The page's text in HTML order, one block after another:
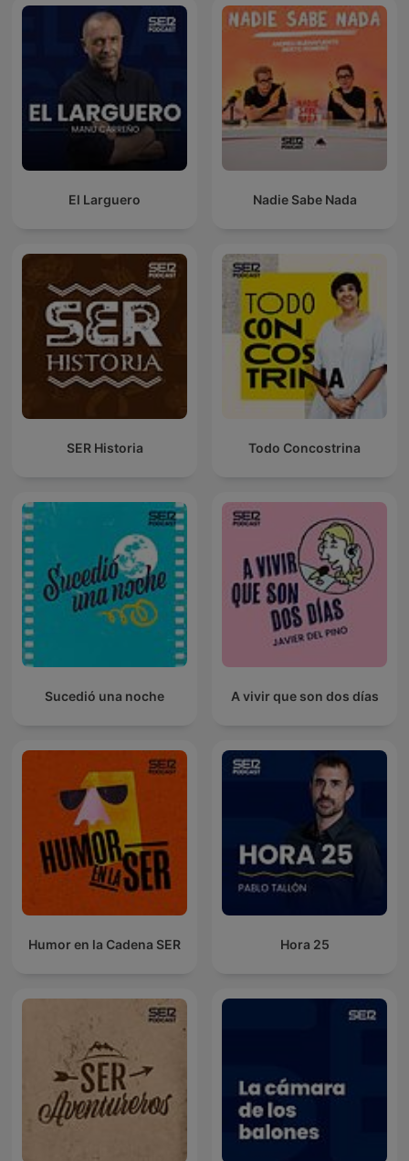
El Larguero Nadie Sabe Nada
SER Historia Todo Concostrina
Sucedió una noche A vivir que son dos días
Humor en la Cadena SER Hora 25